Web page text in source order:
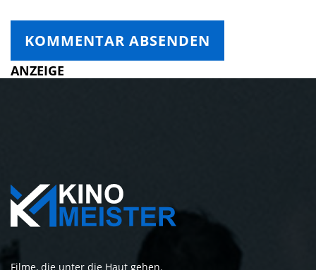
ANZEIGE
Filme, die unter die Haut gehen.